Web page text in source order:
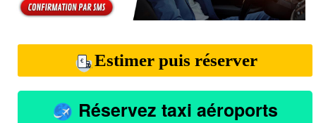
Estimer puis réserver
Réservez taxi aéroports